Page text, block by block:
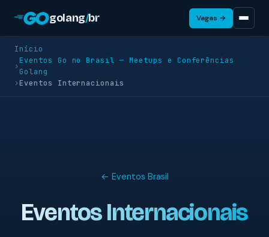
golang/br Vagas →
Início
›
Eventos Go no Brasil — Meetups e Conferências
Golang
›Eventos Internacionais
← Eventos Brasil
Eventos Internacionais